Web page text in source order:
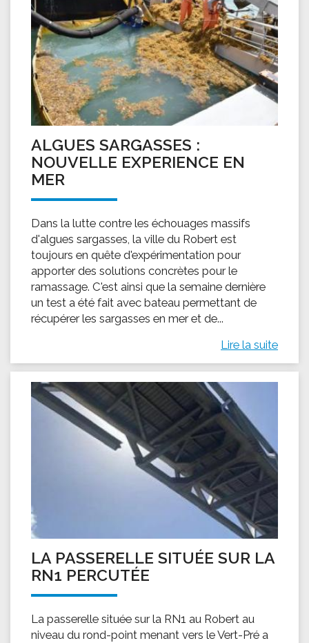
ALGUES SARGASSES :
NOUVELLE EXPERIENCE EN
MER
Dans la lutte contre les échouages massifs
d'algues sargasses, la ville du Robert est
toujours en quête d'expérimentation pour
apporter des solutions concrètes pour le
ramassage. C'est ainsi que la semaine dernière
un test a été fait avec bateau permettant de
récupérer les sargasses en mer et de...
Lire la suite
LA PASSERELLE SITUÉE SUR LA
RN1 PERCUTÉE
La passerelle située sur la RN1 au Robert au
niveau du rond-point menant vers le Vert-Pré a